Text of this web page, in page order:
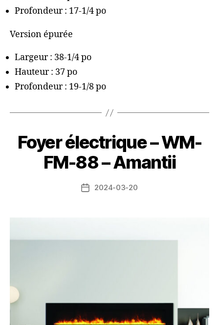
Profondeur : 17-1/4 po
Version épurée
Largeur : 38-1/4 po
Hauteur : 37 po
Profondeur : 19-1/8 po
Foyer électrique – WM-
FM-88 – Amantii
2024-03-20